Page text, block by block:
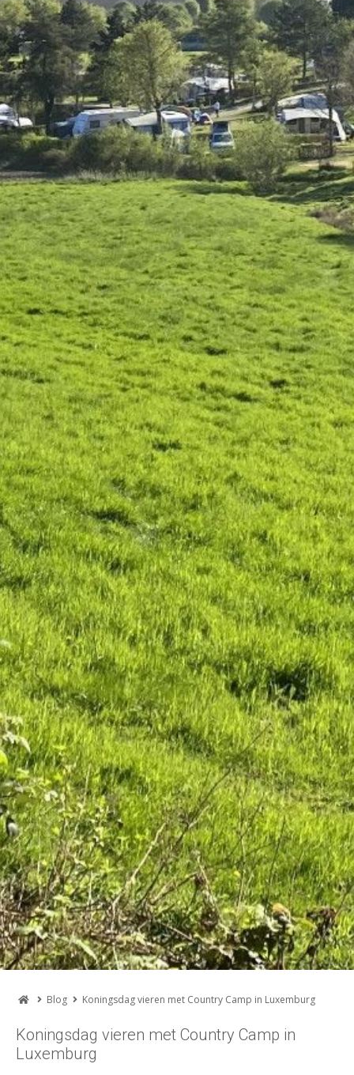
Blog Koningsdag vieren met Country Camp in Luxemburg
Koningsdag vieren met Country Camp in
Luxemburg